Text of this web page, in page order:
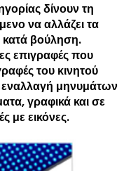
δίνουν τη
να αλλάζει τα
κατά βούληση.
επιγραφές που
του κινητού
εναλλαγή μηνυμάτων
γραφικά και σε
με εικόνες.